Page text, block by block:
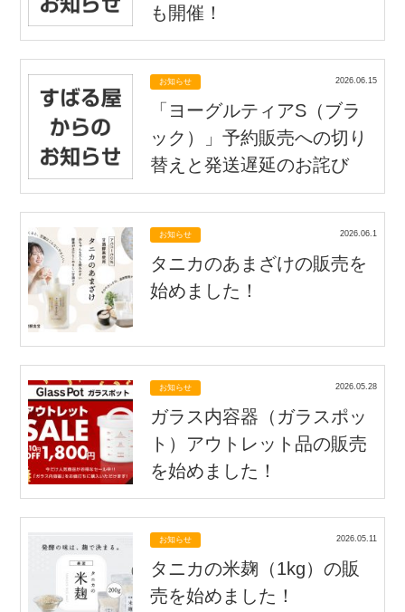
も開催！
お知らせ 2026.06.15
「ヨーグルティアS（ブラ
ック）」予約販売への切り
替えと発送遅延のお詫び
お知らせ 2026.06.1
タニカのあまざけの販売を
始めました！
お知らせ 2026.05.28
ガラス内容器（ガラスポッ
ト）アウトレット品の販売
を始めました！
お知らせ 2026.05.11
タニカの米麹（1kg）の販
売を始めました！